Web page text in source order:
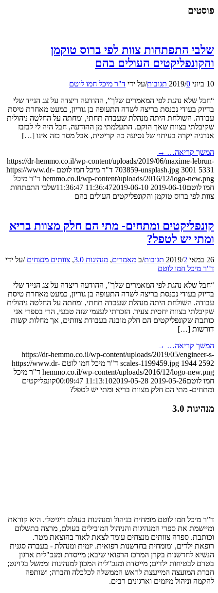
פוסטים
שלבי התפתחות צוות לפי ברוס טוקמן
והקונפליקטים העולים בהם
10 ביוני 2019 /0 תגובות /על ידי ד"ר מיכל חמו לוטם
“חבל שלא נהגת לפי המאמרים שלך”, ההודעה ריצדה על צג הנייד שלי
בדיוק בעודי נכנסת בריצה לשדה התעופה בן גוריון, כמעט מאחרת טיסת
עבודה. השולחת היתה מנהלת שעבדה תחתי, ומחתה על החלטה ניהולית
שקיבלתי בצוות שאך הוקם. התעלמתי מן ההודעה, חבל היה לי לבזבז
אנרגיה יקרה בעיתוי של נסיעה כה קריטית, אבל מסר כזה אינו […]
המשך קריאה… →
https://dr-hemmo.co.il/wp-content/uploads/2019/06/maxime-lebrun-
703859-unsplash.jpg 3001 5331 ד"ר מיכל חמו לוטם https://www.dr-
hemmo.co.il/wp-content/uploads/2016/12/logo-new.png ד"ר מיכל
חמו לוטם2019-06-10 11:36:47
2019-06-10 11:36:47
שלבי התפתחות
צוות לפי ברוס טוקמן והקונפליקטים העולים בהם
קונפליקטים ומתחים- מתי הם חלק מצוות בריא
ומתי יש לטפל?
26 במאי 2019 /2 תגובות /ב מאמרים, מנהיגות 3.0 , צוותים מנצחים /על ידי
ד"ר מיכל חמו לוטם
“חבל שלא נהגת לפי המאמרים שלך”, ההודעה ריצדה על צג הנייד שלי
בדיוק בעודי נכנסת בריצה לשדה התעופה בן גוריון, כמעט מאחרת טיסת
עבודה. השולחת היתה מנהלת שעבדה תחתי, ומחתה על החלטה ניהולית
שקיבלתי בצוות יחסית צעיר. הזכרתי לעצמי שזה טבעי, הרי בספרי אני
כותבת שקונפליקטים הם חלק מובנה בעבודת צוותים, אך מחלות קשות
דורשות […]
המשך קריאה… →
https://dr-hemmo.co.il/wp-content/uploads/2019/05/engineer-s-
scales-1199459.jpg 1944 2592 ד"ר מיכל חמו לוטם https://www.dr-
hemmo.co.il/wp-content/uploads/2016/12/logo-new.png ד"ר מיכל
חמו לוטם2019-05-26 11:13:10
2019-05-28 00:09:47
קונפליקטים
ומתחים- מתי הם חלק מצוות בריא ומתי יש לטפל?
מנהיגות 3.0
ד”ר מיכל חמו לוטם מומחית בניהול ומנהיגות בעולם דיגיטלי. היא קוראת
ומיישמת את ספרי המנהיגות והניהול המובילים בעולם, מרצה בתשלום
וכותבת. ספרה צוותים מנצחים עומד לצאת לאור בהוצאת מטר.
רופאת ילדים, ומומחית בחדשנות רפואית. יזמית ומנהלת - בעברה סגנית
הנשיא לחדשנות בקרן המרכז הרפואי שיבא; מייסדת ומנכ"לית ארגון
בטרם לבטיחות ילדים; מייסדת ומנכ"לית המכון למנהיגות וממשל בג'וינט;
חברת המועצה המייעצת לראש הממשלה לכלכלה וחברה; ושותפה
להקמה וניהול מיזמים וארגונים רבים.